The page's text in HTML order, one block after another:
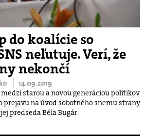
do koalície so
neľutuje. Verí, že
nekončí
14.09.2019
starou a novou generáciou politikov
prejavu na úvod sobotného snemu strany
predseda Béla Bugár.